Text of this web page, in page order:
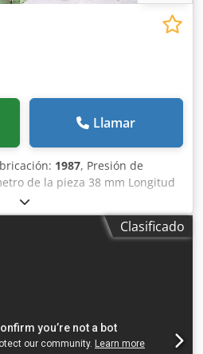
Llamar
1987, Presión de
de la pieza 38 mm Longitud
total necesaria 24 kW Peso de
Espacio necesario aprox.
los carros de herramientas
1,3 módulos Potencia total
Peso total aprox. 10.000 kg
Clasificado